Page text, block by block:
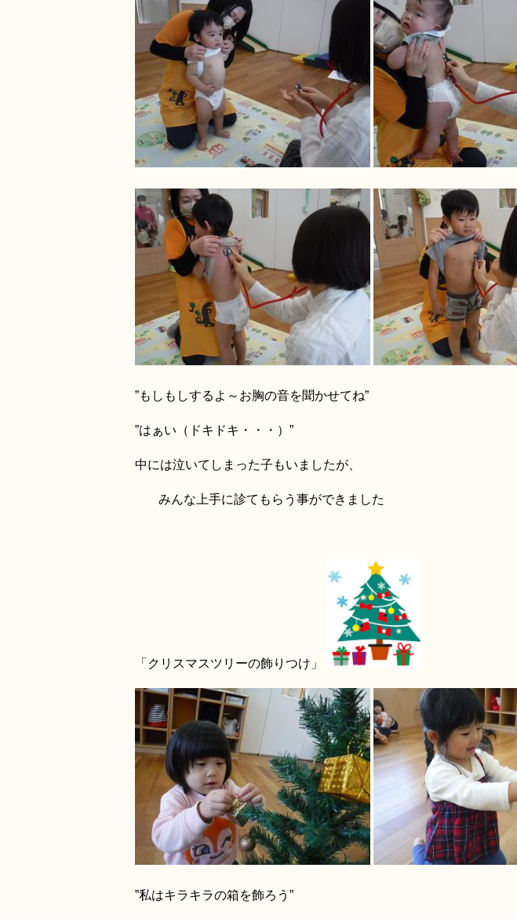
”もしもしするよ～ お胸の音を聞かせてね”
”はぁい（ドキドキ・・・）”
中には泣いてしまった子もいましたが、
みんな上手に診てもらう事ができました
「クリスマスツリーの飾りつけ」
”私はキラキラの箱を飾ろう”